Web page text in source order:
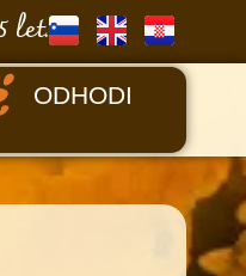
let.
ODHODI